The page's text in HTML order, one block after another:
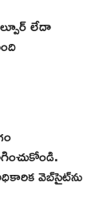
లేదా
వెబ్‌సైట్‌ను